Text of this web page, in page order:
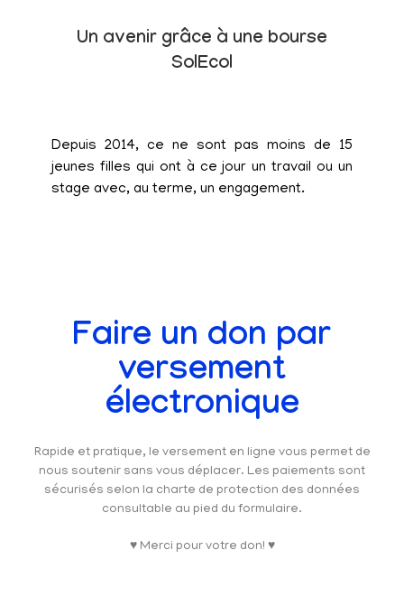
Un avenir grâce à une bourse
SolEcol
Depuis 2014, ce ne sont pas moins de 15
jeunes filles qui ont à ce jour un travail ou un
stage avec, au terme, un engagement.
Faire un don par
versement
électronique
Rapide et pratique, le versement en ligne vous permet de
nous soutenir sans vous déplacer. Les paiements sont
sécurisés selon la charte de protection des données
consultable au pied du formulaire.
♥ Merci pour votre don! ♥